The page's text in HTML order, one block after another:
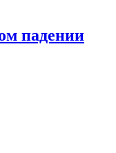
падении